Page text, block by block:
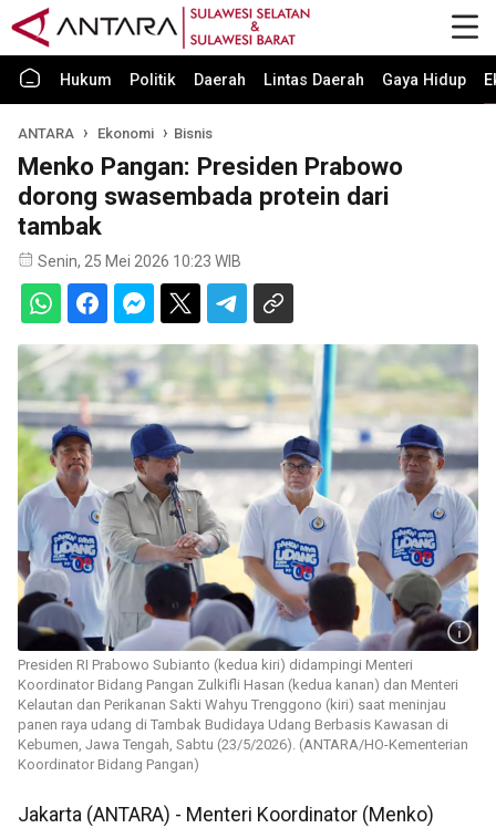
Hukum Politik Daerah Lintas Daerah Gaya Hidup
ANTARA Ekonomi Bisnis
Menko Pangan: Presiden Prabowo
dorong swasembada protein dari
tambak
Senin, 25 Mei 2026 10:23 WIB
Presiden RI Prabowo Subianto (kedua kiri) didampingi Menteri
Koordinator Bidang Pangan Zulkifli Hasan (kedua kanan) dan Menteri
Kelautan dan Perikanan Sakti Wahyu Trenggono (kiri) saat meninjau
panen raya udang di Tambak Budidaya Udang Berbasis Kawasan di
Kebumen, Jawa Tengah, Sabtu (23/5/2026). (ANTARA/HO-Kementerian
Koordinator Bidang Pangan)
Jakarta (ANTARA) - Menteri Koordinator (Menko)